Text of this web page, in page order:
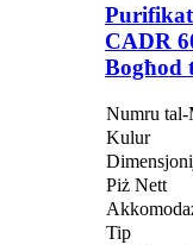
CADR
Bogħod
Numru
Kulur
Piż Nett
Tip